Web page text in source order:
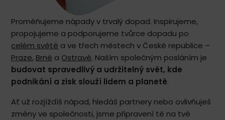
Proměňujeme nápady v trvalý dopad. Inspirujeme,
propojujeme a podporujeme tvůrce dopadu po
celém světě a ve třech městech v České republice –
Praze, Brně a Ostravě. Naším společným posláním je
budovat spravedlivý a udržitelný svět, kde
podnikání a zisk slouží lidem a planetě.
Ať už rozjíždíš nápad, hledáš partnery nebo ovlivňuješ
změny ve společnosti, jsme připravení tě na tvé